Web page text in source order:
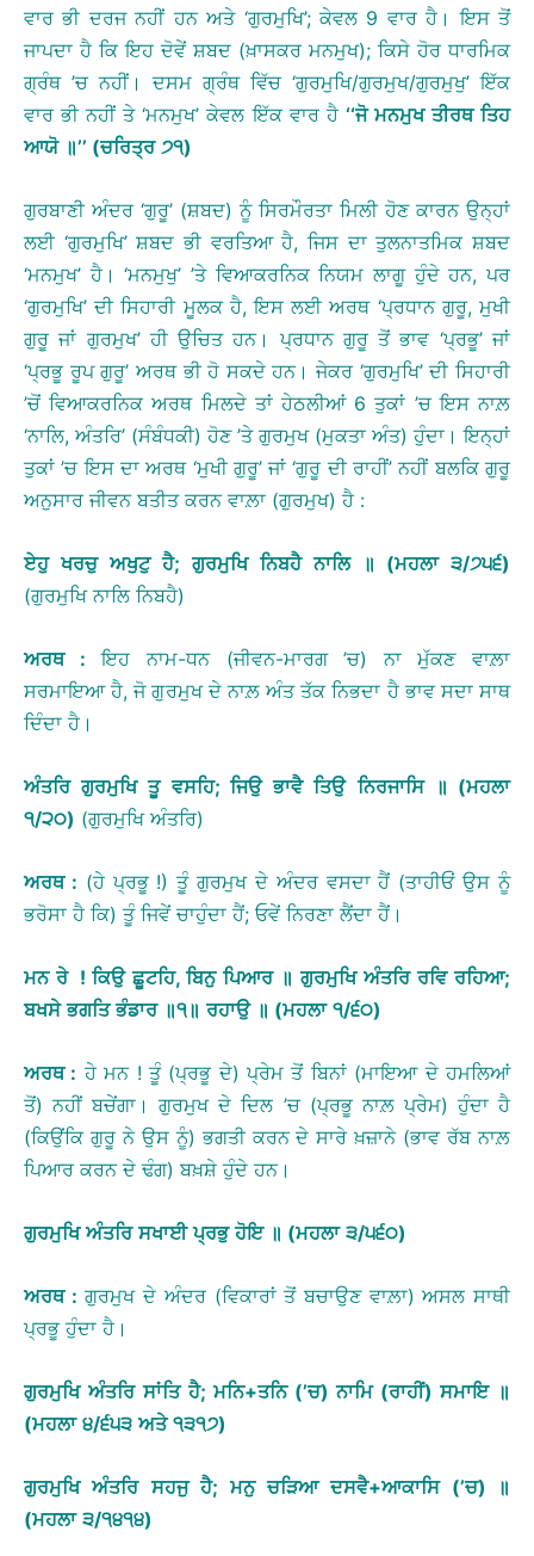
ਵਾਰ ਭੀ ਦਰਜ ਨਹੀਂ ਹਨ ਅਤੇ ‘ਗੁਰਮੁਖਿ’; ਕੇਵਲ 9 ਵਾਰ ਹੈ। ਇਸ ਤੋਂ
ਜਾਪਦਾ ਹੈ ਕਿ ਇਹ ਦੋਵੇਂ ਸ਼ਬਦ (ਖ਼ਾਸਕਰ ਮਨਮੁਖ); ਕਿਸੇ ਹੋਰ ਧਾਰਮਿਕ
ਗ੍ਰੰਥ ’ਚ ਨਹੀਂ। ਦਸਮ ਗ੍ਰੰਥ ਵਿੱਚ ‘ਗੁਰਮੁਖਿ/ਗੁਰਮੁਖ/ਗੁਰਮੁਖੁ’ ਇੱਕ
ਵਾਰ ਭੀ ਨਹੀਂ ਤੇ ‘ਮਨਮੁਖ’ ਕੇਵਲ ਇੱਕ ਵਾਰ ਹੈ ‘‘ਜੋ ਮਨਮੁਖ ਤੀਰਥ ਤਿਹ
ਆਯੋ ॥’’ (ਚਰਿਤ੍ਰ ੭੧)
ਗੁਰਬਾਣੀ ਅੰਦਰ ‘ਗੁਰੂ’ (ਸ਼ਬਦ) ਨੂੰ ਸਿਰਮੌਰਤਾ ਮਿਲੀ ਹੋਣ ਕਾਰਨ ਉਨ੍ਹਾਂ
ਲਈ ‘ਗੁਰਮੁਖਿ’ ਸ਼ਬਦ ਭੀ ਵਰਤਿਆ ਹੈ, ਜਿਸ ਦਾ ਤੁਲਨਾਤਮਿਕ ਸ਼ਬਦ
‘ਮਨਮੁਖ’ ਹੈ। ‘ਮਨਮੁਖੁ’ ’ਤੇ ਵਿਆਕਰਨਿਕ ਨਿਯਮ ਲਾਗੂ ਹੁੰਦੇ ਹਨ, ਪਰ
‘ਗੁਰਮੁਖਿ’ ਦੀ ਸਿਹਾਰੀ ਮੂਲਕ ਹੈ, ਇਸ ਲਈ ਅਰਥ ‘ਪ੍ਰਧਾਨ ਗੁਰੂ, ਮੁਖੀ
ਗੁਰੂ ਜਾਂ ਗੁਰਮੁਖ’ ਹੀ ਉਚਿਤ ਹਨ। ਪ੍ਰਧਾਨ ਗੁਰੂ ਤੋਂ ਭਾਵ ‘ਪ੍ਰਭੂ’ ਜਾਂ
‘ਪ੍ਰਭੂ ਰੂਪ ਗੁਰੂ’ ਅਰਥ ਭੀ ਹੋ ਸਕਦੇ ਹਨ। ਜੇਕਰ ‘ਗੁਰਮੁਖਿ’ ਦੀ ਸਿਹਾਰੀ
’ਚੋਂ ਵਿਆਕਰਨਿਕ ਅਰਥ ਮਿਲਦੇ ਤਾਂ ਹੇਠਲੀਆਂ 6 ਤੁਕਾਂ ’ਚ ਇਸ ਨਾਲ਼
‘ਨਾਲਿ, ਅੰਤਰਿ’ (ਸੰਬੰਧਕੀ) ਹੋਣ ’ਤੇ ਗੁਰਮੁਖ (ਮੁਕਤਾ ਅੰਤ) ਹੁੰਦਾ। ਇਨ੍ਹਾਂ
ਤੁਕਾਂ ’ਚ ਇਸ ਦਾ ਅਰਥ ‘ਮੁਖੀ ਗੁਰੂ’ ਜਾਂ ‘ਗੁਰੂ ਦੀ ਰਾਹੀਂ’ ਨਹੀਂ ਬਲਕਿ ਗੁਰੂ
ਅਨੁਸਾਰ ਜੀਵਨ ਬਤੀਤ ਕਰਨ ਵਾਲ਼ਾ (ਗੁਰਮੁਖ) ਹੈ :
ਏਹੁ ਖਰਚੁ ਅਖੁਟੁ ਹੈ;ਗੁਰਮੁਖਿ ਨਿਬਹੈ ਨਾਲਿ ॥ (ਮਹਲਾ ੩/੭੫੬)
(ਗੁਰਮੁਖਿ ਨਾਲਿ ਨਿਬਹੈ)
ਅਰਥ: ਇਹ ਨਾਮ-ਧਨ (ਜੀਵਨ-ਮਾਰਗ ’ਚ) ਨਾ ਮੁੱਕਣ ਵਾਲ਼ਾ
ਸਰਮਾਇਆ ਹੈ, ਜੋ ਗੁਰਮੁਖ ਦੇ ਨਾਲ਼ ਅੰਤ ਤੱਕ ਨਿਭਦਾ ਹੈ ਭਾਵ ਸਦਾ ਸਾਥ
ਦਿੰਦਾ ਹੈ।
ਅੰਤਰਿ ਗੁਰਮੁਖਿ ਤੂ ਵਸਹਿ; ਜਿਉ ਭਾਵੈ ਤਿਉ ਨਿਰਜਾਸਿ ॥ (ਮਹਲਾ
੧/੨੦) (ਗੁਰਮੁਖਿ ਅੰਤਰਿ)
ਅਰਥ: (ਹੇ ਪ੍ਰਭੂ !) ਤੂੰ ਗੁਰਮੁਖ ਦੇ ਅੰਦਰ ਵਸਦਾ ਹੈਂ (ਤਾਹੀਓਂ ਉਸ ਨੂੰ
ਭਰੋਸਾ ਹੈ ਕਿ) ਤੂੰ ਜਿਵੇਂ ਚਾਹੁੰਦਾ ਹੈਂ; ਓਵੇਂ ਨਿਰਣਾ ਲੈਂਦਾ ਹੈਂ।
ਮਨ ਰੇ! ਕਿਉ ਛੂਟਹਿ, ਬਿਨੁ ਪਿਆਰ ॥ ਗੁਰਮੁਖਿ ਅੰਤਰਿ ਰਵਿ ਰਹਿਆ;
ਬਖਸੇ ਭਗਤਿ ਭੰਡਾਰ ॥੧॥ ਰਹਾਉ ॥ (ਮਹਲਾ ੧/੬੦)
ਅਰਥ: ਹੇ ਮਨ ! ਤੂੰ (ਪ੍ਰਭੂ ਦੇ) ਪ੍ਰੇਮ ਤੋਂ ਬਿਨਾਂ (ਮਾਇਆ ਦੇ ਹਮਲਿਆਂ
ਤੋਂ) ਨਹੀਂ ਬਚੇਂਗਾ। ਗੁਰਮੁਖ ਦੇ ਦਿਲ ’ਚ (ਪ੍ਰਭੂ ਨਾਲ਼ ਪ੍ਰੇਮ) ਹੁੰਦਾ ਹੈ
(ਕਿਉਂਕਿ ਗੁਰੂ ਨੇ ਉਸ ਨੂੰ) ਭਗਤੀ ਕਰਨ ਦੇ ਸਾਰੇ ਖ਼ਜ਼ਾਨੇ (ਭਾਵ ਰੱਬ ਨਾਲ਼
ਪਿਆਰ ਕਰਨ ਦੇ ਢੰਗ) ਬਖ਼ਸ਼ੇ ਹੁੰਦੇ ਹਨ।
ਗੁਰਮੁਖਿ ਅੰਤਰਿ ਸਖਾਈ ਪ੍ਰਭੁ ਹੋਇ ॥ (ਮਹਲਾ ੩/੫੬੦)
ਅਰਥ: ਗੁਰਮੁਖ ਦੇ ਅੰਦਰ (ਵਿਕਾਰਾਂ ਤੋਂ ਬਚਾਉਣ ਵਾਲ਼ਾ) ਅਸਲ ਸਾਥੀ
ਪ੍ਰਭੂ ਹੁੰਦਾ ਹੈ।
ਗੁਰਮੁਖਿ ਅੰਤਰਿ ਸਾਂਤਿ ਹੈ;ਮਨਿ+ਤਨਿ(’ਚ)ਨਾਮਿ(ਰਾਹੀਂ)ਸਮਾਇ ॥
(ਮਹਲਾ ੪/੬੫੩ ਅਤੇ ੧੩੧੭)
ਗੁਰਮੁਖਿ ਅੰਤਰਿ ਸਹਜੁ ਹੈ;ਮਨੁ ਚੜਿਆ ਦਸਵੈ+ਆਕਾਸਿ(’ਚ)
॥
(ਮਹਲਾ ੩/੧੪੧੪)